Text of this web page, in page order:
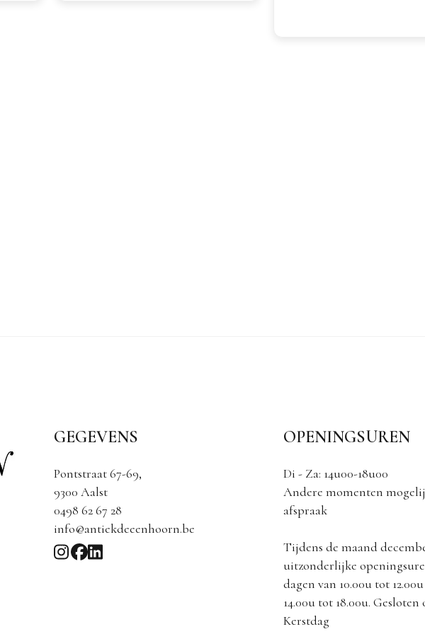
GEGEVENS
Pontstraat 67-69,
9300 Aalst
0498 62 67 28
info@antiekdeeenhoorn.be
OPENINGSUREN
Di - Za: 14u00-18u00
Andere momenten
afspraak
Tijdens de maand
uitzonderlijke
dagen van 10.00u tot
14.00u tot 18.00u. Gesloten
Kerstdag